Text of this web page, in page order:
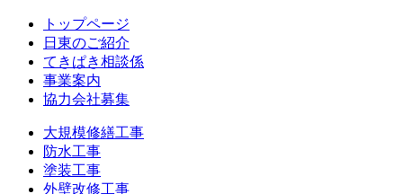
トップページ
日東のご紹介
てきぱき相談係
事業案内
協力会社募集
大規模修繕工事
防水工事
塗装工事
外壁改修工事